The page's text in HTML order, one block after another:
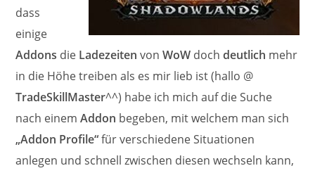
dass
einige
Addons die Ladezeiten vonWoW dochdeutlich mehr
in die Höhe treiben als es mir lieb ist (hallo @
TradeSkillMaster^^) habe ich mich auf die Suche
nach einemAddon begeben, mit welchem man sich
„Addon Profile“für verschiedene Situationen
anlegen und schnell zwischen diesen wechseln kann,